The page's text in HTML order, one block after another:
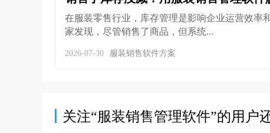
在服装零售行业，库存管理是影响企业运营效率
家发现，尽管销售了商品，但系统...
2026-07-30 服装销售软件方案
关注“服装销售管理软件”的用户